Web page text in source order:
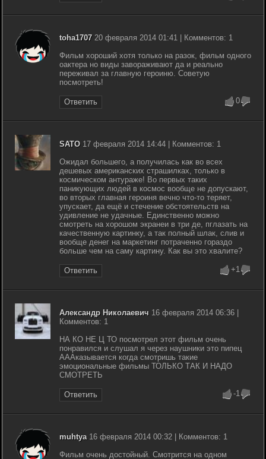
toha170720 февраля 2014 01:41 | Комментов: 1
Фильм хороший хотя только на разок, фильм одного
оактера но виды завораживают да и реально
переживал за главную героиню. Советую
посмотреть!
Ответить 0
SATO 17 февраля 2014 14:44 | Комментов: 1
Ожидал большего, а получилась как во всех
дешевых американских страшилках, только в
космическом антураже! Во первых таких
паникующих людей в космос вообще не допускают,
во вторых главная героиня вечно что-то теряет,
упускает, да ещё и стечение обстоятельств на
удивление не удачные. Единственно можно
смотреть на хорошом экранеи в три де, пглазать на
качественную картинку, а так полный шлак, слив и
вообще денег на маркетинг потраченно гораздо
больше чем на саму картину. Как вы это хвалите?
Ответить +1
Александр Николаевич 16 февраля 2014 06:36 |
Комментов: 1
НА КО НЕ Ц ТО посмотрел этот фильм очень
понравился и слушал я через наушники это пипец
АААказывается когда смотришь такие
эмоциональные фильмы ТОЛЬКО ТАК И НАДО
СМОТРЕТЬ
Ответить -1
muhtya16 февраля 2014 00:32 | Комментов: 1
Фильм очень достойный. Смотрится на одном